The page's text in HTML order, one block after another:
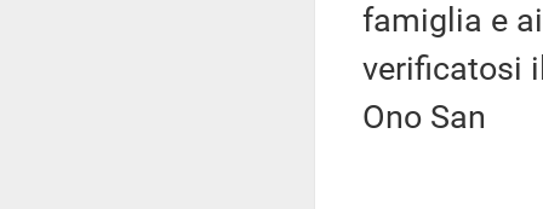
famiglia e
verificatosi
Ono San